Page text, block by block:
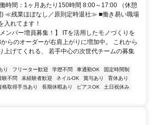
時間：1ヶ月あたり150時間 8:00～17:00 （休憩
) ≪残業ほぼなし／原則定時退社≫ ■働き易い職場
入れてます！
ンバー増員募集！】 ITを活用したモノづくりを
らのオーダーが右肩上がりに増加中。 これから
上げてくれる、 若手中心の次世代チームの募集
り フリーター歓迎 学歴不問 車通勤OK
固定時間制
験不問 未経験者歓迎 ネイルOK 賞与あり
育休あり
格取得手当あり 長期休暇あり ピアスOK
土日祝休み